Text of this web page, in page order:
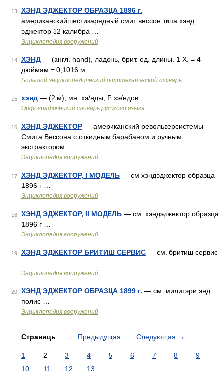
13 ХЭНД ЭДЖЕКТОР ОБРАЗЦА 1896 г. —
американскийшестизарядный смит вессон типа хэнд
эджектор 32 калибра …
Энциклопедия вооружений
14 ХЭНД — (англ. hand), ладонь, брит. ед. длины. 1 X. = 4
дюймам = 0,1016 м …
Большой энциклопедический политехнический словарь
15 хэнд — (2 м); мн. хэ/нды, Р. хэ/ндов …
Орфографический словарь русского языка
16 ХЭНД ЭДЖЕКТОР — американский револьверсистемы
Смита Вессона с откидным барабаном и ручным
экстрактором …
Энциклопедия вооружений
17 ХЭНД ЭДЖЕКТОР, I МОДЕЛЬ — см хэндэджектор образца
1896 г …
Энциклопедия вооружений
18 ХЭНД ЭДЖЕКТОР, II МОДЕЛЬ — см. хэндэджектор образца
1896 г …
Энциклопедия вооружений
19 ХЭНД ЭДЖЕКТОР БРИТИШ СЕРВИС — см. бритиш сервис
Энциклопедия вооружений
20 ХЭНД ЭДЖЕКТОР ОБРАЗЦА 1899 г. — см. милитэри энд
полис …
Энциклопедия вооружений
Страницы ← Предыдущая Следующая →
1 2 3 4 5 6 7 8
9
10
11 12 13